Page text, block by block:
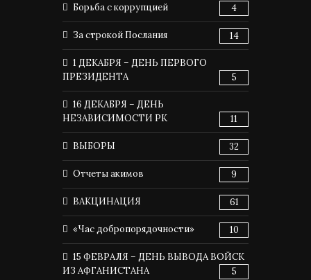
Борьба с коррупцией 4
За строкой Послания 14
1 ДЕКАБРЯ – ДЕНЬ ПЕРВОГО
ПРЕЗИДЕНТА
5
16 ДЕКАБРЯ – ДЕНЬ
НЕЗАВИСИМОСТИ РК
11
ВЫБОРЫ 32
Отчеты акимов 9
ВАКЦИНАЦИЯ 61
«Час добропорядочности» 10
15 ФЕВРАЛЯ – ДЕНЬ ВЫВОДА ВОЙСК
ИЗ АФГАНИСТАНА
5